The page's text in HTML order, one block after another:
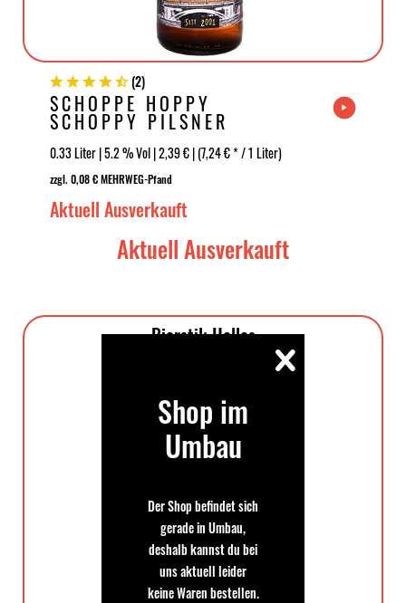
(2)
SCHOPPE HOPPY
SCHOPPY PILSNER
0.33 Liter | 5.2 % Vol | 2,39 € | (7,24 € * / 1 Liter)
zzgl. 0,08 € MEHRWEG-Pfand
Aktuell Ausverkauft
Aktuell Ausverkauft
Bierstil: Helles
Shop im
Umbau
Der Shop befindet sich
gerade in Umbau,
deshalb kannst du bei
uns aktuell leider
keine Waren bestellen.